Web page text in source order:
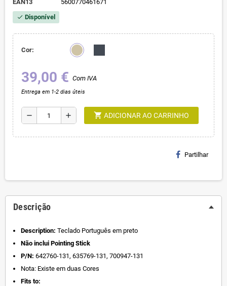
EAN13
5600770461671
check Disponível
Cor:
39,00 € Com IVA
Entrega em 1-2 dias úteis
remove add shopping_cart ADICIONAR AO CARRINHO
Partilhar
Descrição
Description: Teclado Português em preto
Não inclui Pointing Stick
P/N: 642760-131, 635769-131, 700947-131
Nota: Existe em duas Cores
Fits to: